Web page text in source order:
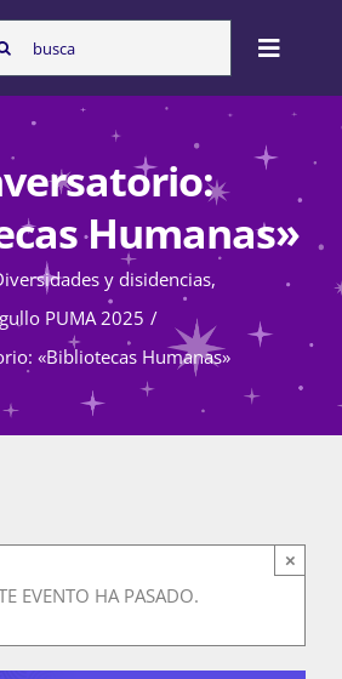
Toggle
Nosotras
Programas
la violencia de género
Humanas»
y disidencias
PUMA 2025
«Bibliotecas Humanas»
EVENTO HA PASADO.
×